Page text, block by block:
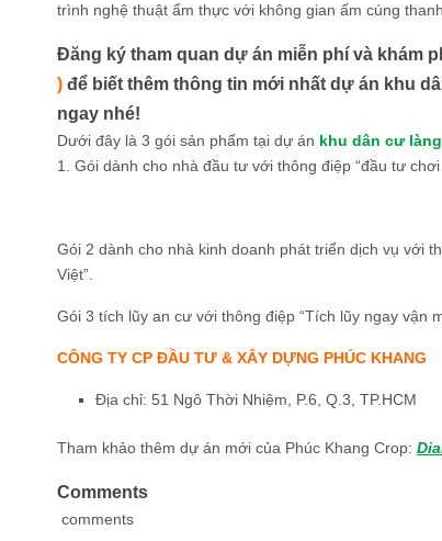
trình nghệ thuật ẩm thực với không gian ấm cúng
Đăng ký tham quan dự án miễn phí và khám
) để biết thêm thông tin mới nhất dự án khu
ngay nhé!
Dưới đây là 3 gói sản phẩm tại dự án khu dân cư
1. Gói dành cho nhà đầu tư với thông điệp “đầu tư chơi
Gói 2 dành cho nhà kinh doanh phát triển dịch vụ với
Việt”.
Gói 3 tích lũy an cư với thông điệp “Tích lũy ngay vận
CÔNG TY CP ĐẦU TƯ & XÂY DỰNG PHÚC KHANG
Địa chỉ: 51 Ngô Thời Nhiệm, P.6, Q.3, TP.HCM
Tham khảo thêm dự án mới của Phúc Khang Crop:
Comments
comments